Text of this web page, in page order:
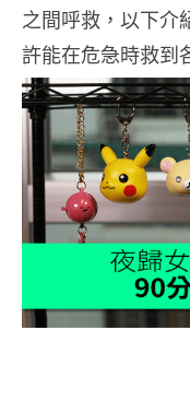
之間呼救，以下介
許能在危急時救到